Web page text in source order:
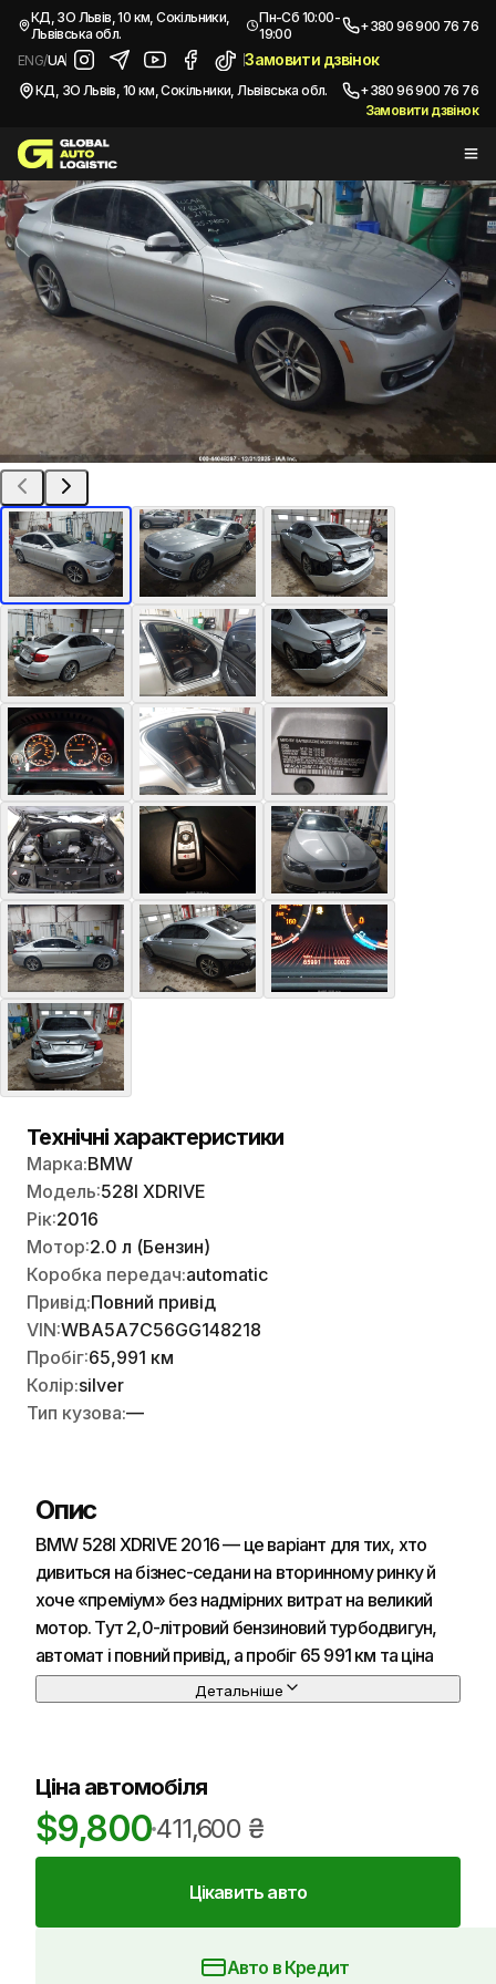
КД, ЗО Львів, 10 км, Сокільники,
Львівська обл.
Пн-Сб 10:00-
19:00
+380 96 900 76 76
ENG/UA Замовити дзвінок
КД, ЗО Львів, 10 км, Сокільники, Львівська обл.
+380 96 900 76 76
Замовити дзвінок
Автомобілі з США/2016 BMW 528I XDRIVE
КупитиBMW 528I XDRIVE2016
Технічні характеристики
Марка:BMW
Модель:528I XDRIVE
Рік:2016
Мотор:2.0 л (Бензин)
Коробка передач:automatic
Привід:Повний привід
VIN:WBA5A7C56GG148218
Пробіг:65,991 км
Колір:silver
Тип кузова:—
Опис
BMW 528I XDRIVE 2016 — це варіант для тих, хто
дивиться на бізнес-седани на вторинному ринку й
хоче «преміум» без надмірних витрат на великий
мотор. Тут 2,0-літровий бензиновий турбодвигун,
автомат і повний привід, а пробіг 65 991 км та ціна
близько 9 800 доларів роблять модель цікавою як
Зовні BMW 528I XDRIVE 2016 виглядає стримано й
доросло: пропорції F10 із довгим капотом і
акуратною кормою добре «старіють» візуально.
менше видно пил і дрібні подряпини, хоча сколи на
кромці капота та бампері для таких авто типові.
Оптика залежить від комплектації: часто
Детальніше
Ціна автомобіля
$9,800411,600 ₴
Цікавить авто
Авто в Кредит